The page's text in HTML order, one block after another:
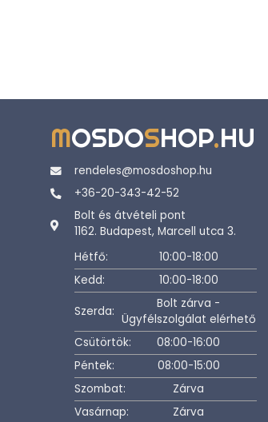
MOSDOSHOP.HU
rendeles@mosdoshop.hu
+36-20-343-42-52
Bolt és átvételi pont
1162. Budapest, Marcell utca 3.
Hétfő:
10:00-18:00
Kedd:
10:00-18:00
Szerda:
Bolt zárva -
Ügyfélszolgálat elérhető
Csütörtök:
08:00-16:00
Péntek:
08:00-15:00
Szombat:
Zárva
Vasárnap:
Zárva